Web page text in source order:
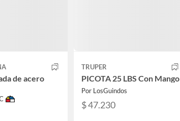
de acero
TRUPER
PICOTA 25 LBS Con Mango
Por LosGuindos
$ 47.230